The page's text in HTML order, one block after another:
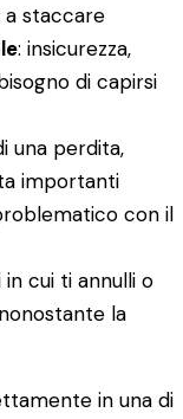
staccare
: insicurezza,
di capirsi
una perdita,
importanti
con il
in cui ti annulli o
la
in una di